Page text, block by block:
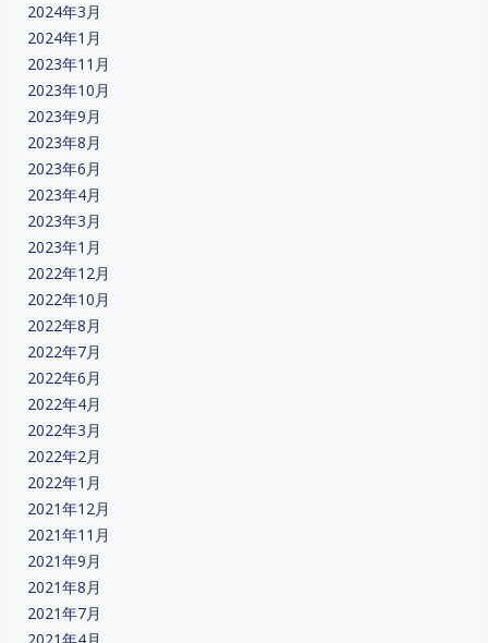
2024年3月
2024年1月
2023年11月
2023年10月
2023年9月
2023年8月
2023年6月
2023年4月
2023年3月
2023年1月
2022年12月
2022年10月
2022年8月
2022年7月
2022年6月
2022年4月
2022年3月
2022年2月
2022年1月
2021年12月
2021年11月
2021年9月
2021年8月
2021年7月